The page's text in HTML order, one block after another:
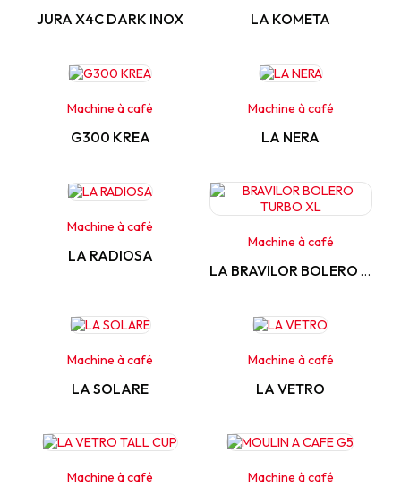
JURA X4C DARK INOX LA KOMETA
Machine à café
G300 KREA
Machine à café
LA NERA
Machine à café
LA RADIOSA
Machine à café
LA BRAVILOR BOLERO TURBO XL
Machine à café
LA SOLARE
Machine à café
LA VETRO
Machine à café Machine à café